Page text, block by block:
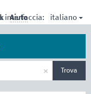
interfaccia: italiano
Aiuto
× Trova